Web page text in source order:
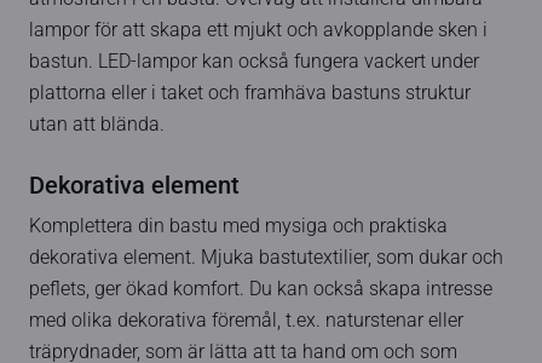
lampor för att skapa ett mjukt och avkopplande sken i
bastun. LED-lampor kan också fungera vackert under
plattorna eller i taket och framhäva bastuns struktur
utan att blända.
Dekorativa element
Komplettera din bastu med mysiga och praktiska
dekorativa element. Mjuka bastutextilier, som dukar och
peflets, ger ökad komfort. Du kan också skapa intresse
med olika dekorativa föremål, t.ex. naturstenar eller
träprydnader, som är lätta att ta hand om och som